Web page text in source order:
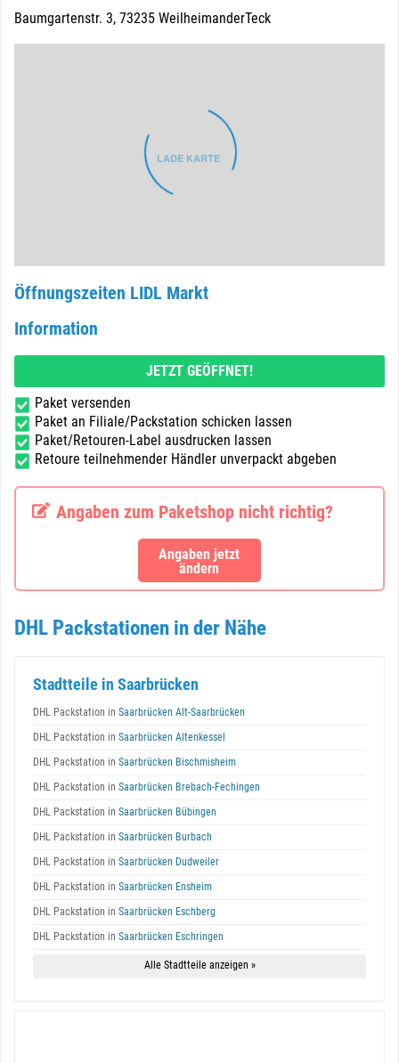
Baumgartenstr. 3, 73235 WeilheimanderTeck
LADE KARTE
Öffnungszeiten LIDL Markt
Information
JETZT GEÖFFNET!
Paket versenden
Paket an Filiale/Packstation schicken lassen
Paket/Retouren-Label ausdrucken lassen
Retoure teilnehmender Händler unverpackt abgeben
Angaben zum Paketshop nicht richtig?
Angaben jetzt
ändern
DHL Packstationen in der Nähe
Stadtteile in Saarbrücken
DHL Packstation in Saarbrücken Alt-Saarbrücken
DHL Packstation in Saarbrücken Altenkessel
DHL Packstation in Saarbrücken Bischmisheim
DHL Packstation in Saarbrücken Brebach-Fechingen
DHL Packstation in Saarbrücken Bübingen
DHL Packstation in Saarbrücken Burbach
DHL Packstation in Saarbrücken Dudweiler
DHL Packstation in Saarbrücken Ensheim
DHL Packstation in Saarbrücken Eschberg
DHL Packstation in Saarbrücken Eschringen
Alle Stadtteile anzeigen »